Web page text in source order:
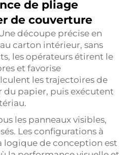
de pliage
de couverture
découpe précise en
carton intérieur, sans
les opérateurs étirent le
et favorise
les trajectoires de
du papier, puis exécutent
les panneaux visibles,
Les configurations à
logique de conception est